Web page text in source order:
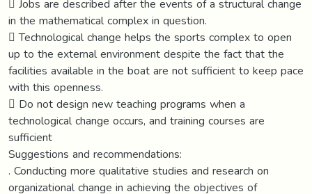
in the mathematical complex in question.
 Technological change helps the sports complex to open
up to the external environment despite the fact that the
facilities available in the boat are not sufficient to keep pace
with this openness.
 Do not design new teaching programs when a
technological change occurs, and training courses are
sufficient
Suggestions and recommendations:
. Conducting more qualitative studies and research on
organizational change in achieving the objectives of